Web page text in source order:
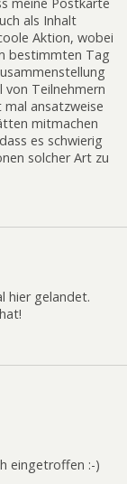
meine Postkarte
als Inhalt
Aktion, wobei
bestimmten Tag
von Teilnehmern
ansatzweise
mitmachen
es schwierig
solcher Art zu
hier gelandet.
eingetroffen :-)